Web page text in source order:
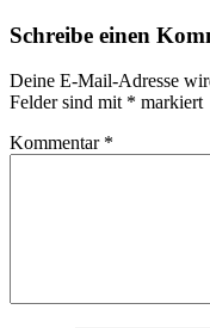
Schreibe einen
Deine E-Mail-Adresse
Felder sind mit * markiert
Kommentar *